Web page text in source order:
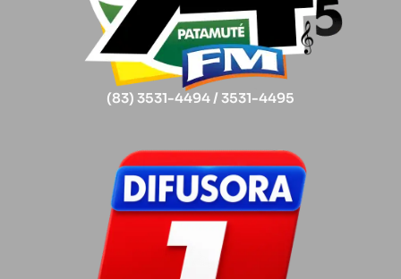
(83) 3531-4494 / 3531-4495